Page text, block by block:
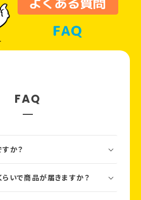
FAQ
か？
いで商品が届きますか？